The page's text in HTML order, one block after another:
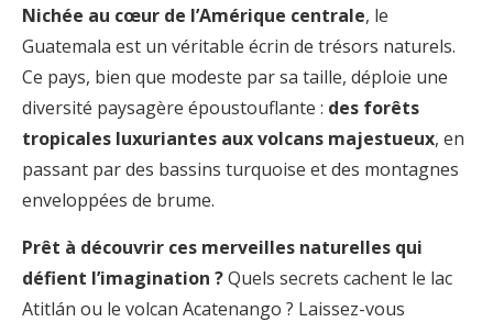
Nichée au cœur de l’Amérique centrale, le
Guatemala est un véritable écrin de trésors naturels.
Ce pays, bien que modeste par sa taille, déploie une
diversité paysagère époustouflante : des forêts
tropicales luxuriantes aux volcans majestueux, en
passant par des bassins turquoise et des montagnes
enveloppées de brume.
Prêt à découvrir ces merveilles naturelles qui
défient l’imagination ?Quels secrets cachent le lac
Atitlán ou le volcan Acatenango ? Laissez-vous